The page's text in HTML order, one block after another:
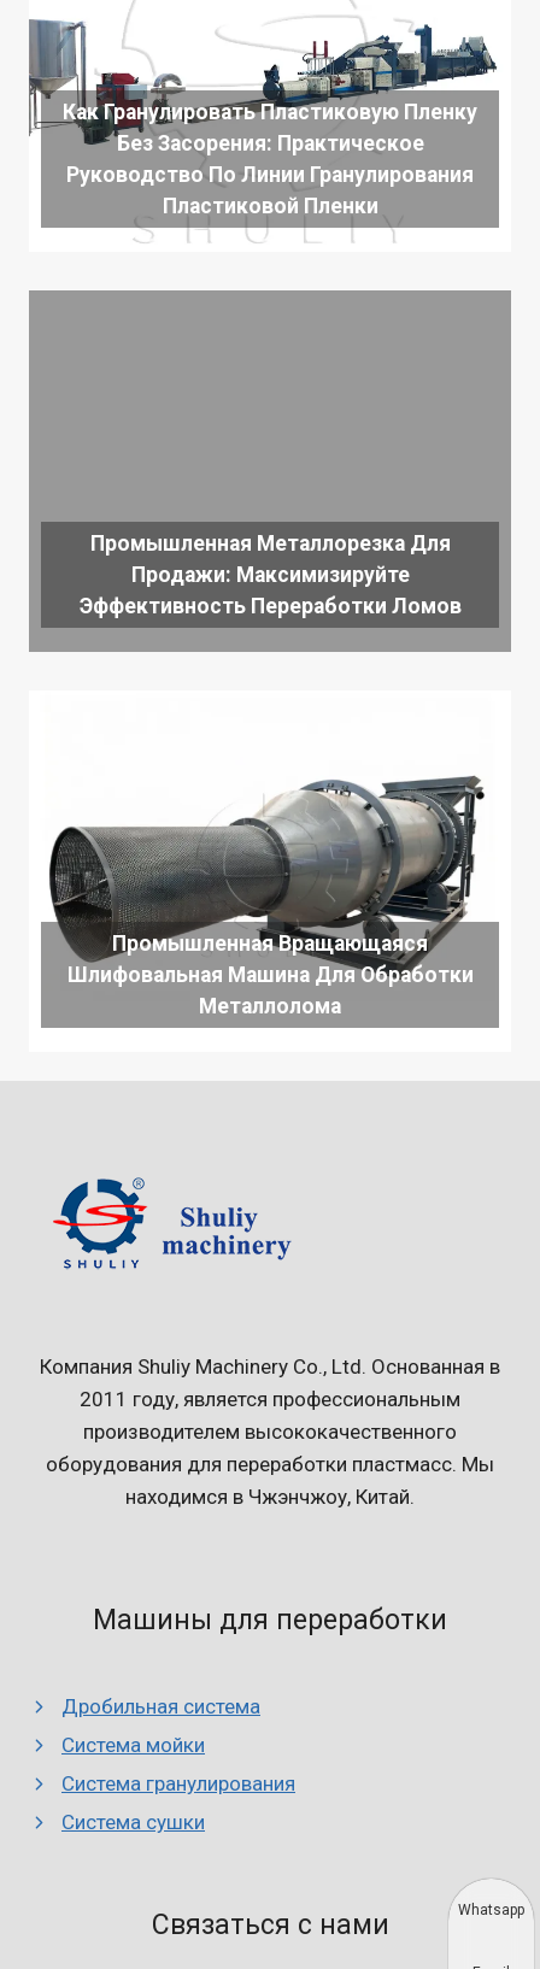
Как Гранулировать Пластиковую Пленку
Без Засорения: Практическое
Руководство По Линии Гранулирования
Пластиковой Пленки
Промышленная Металлорезка Для
Продажи: Максимизируйте
Эффективность Переработки Ломов
Промышленная Вращающаяся
Шлифовальная Машина Для Обработки
Металлолома
Компания Shuliy Machinery Co., Ltd. Основанная в
2011 году, является профессиональным
производителем высококачественного
оборудования для переработки пластмасс. Мы
находимся в Чжэнчжоу, Китай.
Машины для переработки
Дробильная система
Система мойки
Система гранулирования
Система сушки
Связаться с нами Whatsapp